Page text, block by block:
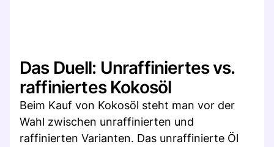
Das Duell: Unraffiniertes vs.
raffiniertes Kokosöl
Beim Kauf von Kokosöl steht man vor der
Wahl zwischen unraffinierten und
raffinierten Varianten. Das unraffinierte Öl